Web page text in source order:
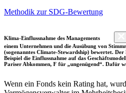
Methodik zur SDG-Bewertung
Klima-Einflussnahme des Managements
einem Unternehmen und die Ausübung von
(sogenanntes Climate-Stewardship) bewertet.
Beispiel die Einflussnahme auf das
Pariser Abkommen, F für „ungenügend“. Dafür
Wenn ein Fonds kein Rating hat,